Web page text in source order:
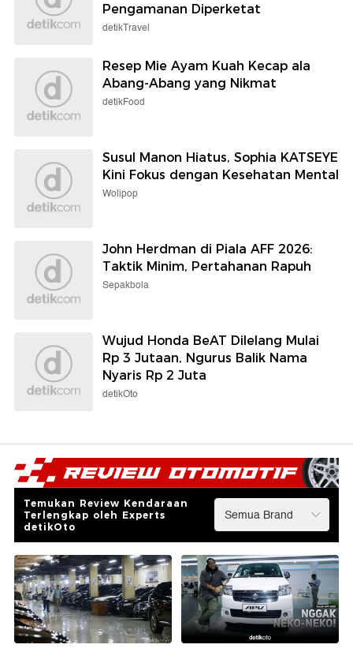
Pengamanan Diperketat
detikTravel
Resep Mie Ayam Kuah Kecap ala
Abang-Abang yang Nikmat
detikFood
Susul Manon Hiatus, Sophia KATSEYE
Kini Fokus dengan Kesehatan Mental
Wolipop
John Herdman di Piala AFF 2026:
Taktik Minim, Pertahanan Rapuh
Sepakbola
Wujud Honda BeAT Dilelang Mulai
Rp 3 Jutaan, Ngurus Balik Nama
Nyaris Rp 2 Juta
detikOto
Temukan Review Kendaraan
Terlengkap oleh Experts
detikOto